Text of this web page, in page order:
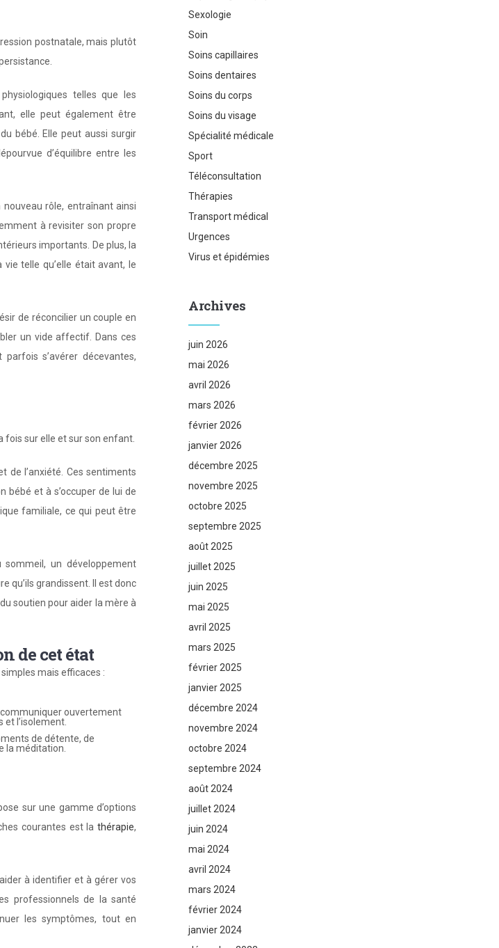
postnatale, mais plutôt
telles que les
elle peut également être
bébé. Elle peut aussi surgir
d’équilibre entre les
nouveau rôle, entraînant ainsi
à revisiter son propre
importants. De plus, la
telle qu’elle était avant, le
de réconcilier un couple en
un vide affectif. Dans ces
s’avérer décevantes,
sur elle et sur son enfant.
de l’anxiété. Ces sentiments
et à s’occuper de lui de
familiale, ce qui peut être
sommeil, un développement
qu’ils grandissent. Il est donc
soutien pour aider la mère à
de cet état
mais efficaces :
ouvertement
l’isolement.
de détente, de
la méditation.
sur une gamme d’options
courantes est la thérapie,
à identifier et à gérer vos
professionnels de la santé
les symptômes, tout en
Sexologie
Soin
Soins capillaires
Soins dentaires
Soins du corps
Soins du visage
Spécialité médicale
Sport
Téléconsultation
Thérapies
Transport médical
Urgences
Virus et épidémies
Archives
juin 2026
mai 2026
avril 2026
mars 2026
février 2026
janvier 2026
décembre 2025
novembre 2025
octobre 2025
septembre 2025
août 2025
juillet 2025
juin 2025
mai 2025
avril 2025
mars 2025
février 2025
janvier 2025
décembre 2024
novembre 2024
octobre 2024
septembre 2024
août 2024
juillet 2024
juin 2024
mai 2024
avril 2024
mars 2024
février 2024
janvier 2024